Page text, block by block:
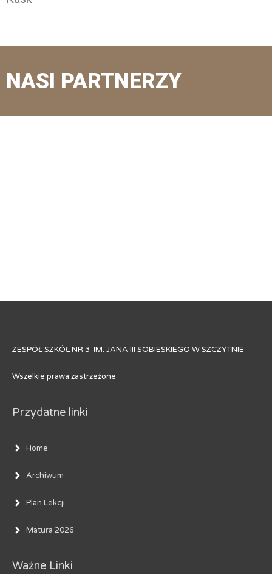
NASI PARTNERZY
ZESPÓŁ SZKÓŁ NR 3 IM. JANA III SOBIESKIEGO W SZCZYTNIE
Wszelkie prawa zastrzeżone
Przydatne linki
Home
Archiwum
Plan Lekcji
Matura 2026
Ważne Linki